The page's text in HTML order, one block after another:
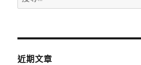
尋
鍵
近期文章